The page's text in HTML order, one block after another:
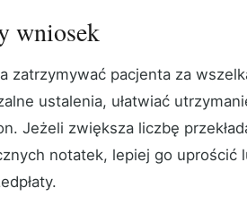
wniosek
zatrzymywać pacjenta za
ustalenia, ułatwiać
Jeżeli zwiększa liczbę
notatek, lepiej go uprościć